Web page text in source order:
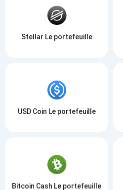
Stellar Le portefeuille
USD Coin Le portefeuille
Bitcoin Cash Le portefeuille